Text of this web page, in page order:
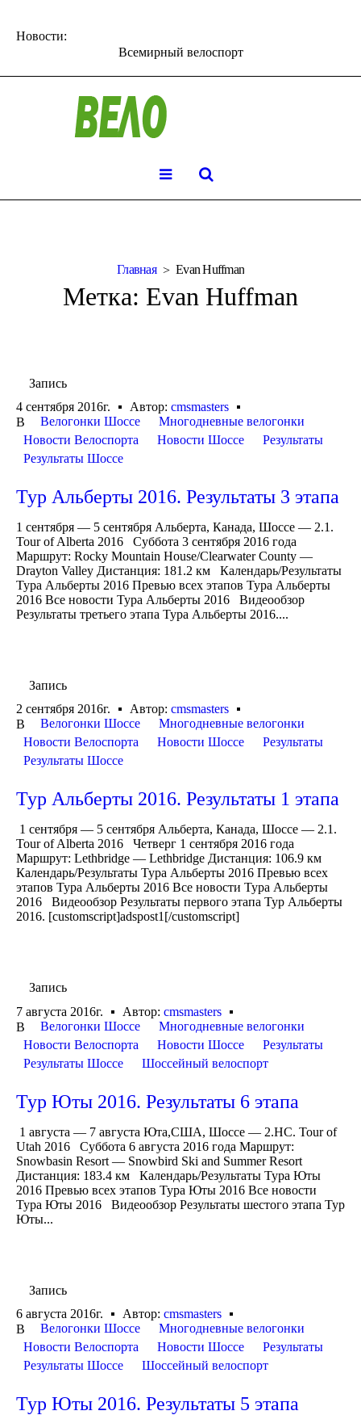
Новости:
Всемирный велоспорт
Главная Evan Huffman
Метка: Evan Huffman
Запись
4 сентября 2016г.
Автор: cmsmasters
В
Велогонки Шоссе
Многодневные велогонки
Новости Велоспорта
Новости Шоссе
Результаты
Результаты Шоссе
Тур Альберты 2016. Результаты 3 этапа
1 сентября — 5 сентября Альберта, Канада, Шоссе — 2.1.
Tour of Alberta 2016 Суббота 3 сентября 2016 года
Маршрут: Rocky Mountain House/Clearwater County —
Drayton Valley Дистанция: 181.2 км Календарь/Результаты
Тура Альберты 2016 Превью всех этапов Тура Альберты
2016 Все новости Тура Альберты 2016 Видеообзор
Результаты третьего этапа Тура Альберты 2016....
Запись
2 сентября 2016г.
Автор: cmsmasters
В
Велогонки Шоссе
Многодневные велогонки
Новости Велоспорта
Новости Шоссе
Результаты
Результаты Шоссе
Тур Альберты 2016. Результаты 1 этапа
1 сентября — 5 сентября Альберта, Канада, Шоссе — 2.1.
Tour of Alberta 2016 Четверг 1 сентября 2016 года
Маршрут: Lethbridge — Lethbridge Дистанция: 106.9 км
Календарь/Результаты Тура Альберты 2016 Превью всех
этапов Тура Альберты 2016 Все новости Тура Альберты
2016 Видеообзор Результаты первого этапа Тур Альберты
2016. [customscript]adspost1[/customscript]
Запись
7 августа 2016г.
Автор: cmsmasters
В
Велогонки Шоссе
Многодневные велогонки
Новости Велоспорта
Новости Шоссе
Результаты
Результаты Шоссе
Шоссейный велоспорт
Тур Юты 2016. Результаты 6 этапа
1 августа — 7 августа Юта,США, Шоссе — 2.HC. Tour of
Utah 2016 Суббота 6 августа 2016 года Маршрут:
Snowbasin Resort — Snowbird Ski and Summer Resort
Дистанция: 183.4 км Календарь/Результаты Тура Юты
2016 Превью всех этапов Тура Юты 2016 Все новости
Тура Юты 2016 Видеообзор Результаты шестого этапа Тур
Юты...
Запись
6 августа 2016г.
Автор: cmsmasters
В
Велогонки Шоссе
Многодневные велогонки
Новости Велоспорта
Новости Шоссе
Результаты
Результаты Шоссе
Шоссейный велоспорт
Тур Юты 2016. Результаты 5 этапа